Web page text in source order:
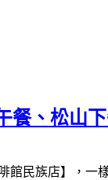
、松山
館民族店】，一